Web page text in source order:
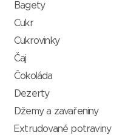
Bagety
Cukr
Cukrovinky
Čaj
Čokoláda
Dezerty
Džemy a zavařeniny
Extrudované potraviny